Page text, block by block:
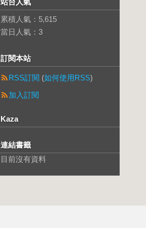
站台人氣
累積人氣： 5,615
當日人氣： 3
訂閱本站
RSS訂閱 (如何使用RSS)
加入訂閱
Kaza
連結書籤
目前沒有資料